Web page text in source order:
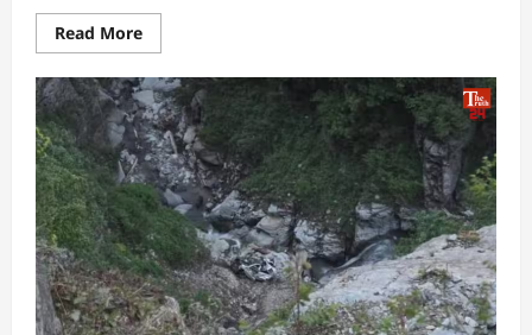
Read More